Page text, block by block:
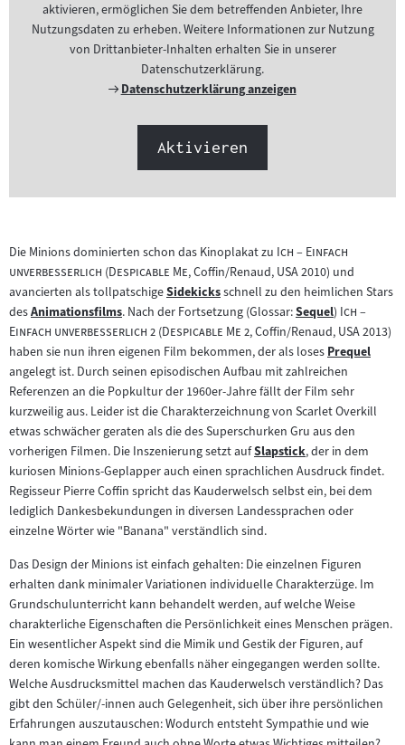
aktivieren, ermöglichen Sie dem betreffenden Anbieter, Ihre
Nutzungsdaten zu erheben. Weitere Informationen zur Nutzung
von Drittanbieter-Inhalten erhalten Sie in unserer
Datenschutzerklärung.
Externer
Datenschutzerklärung anzeigen
Aktivieren
Die Minions dominierten schon das Kinoplakat zu "Ich – Einfach
unverbesserlich "("Despicable Me", Coffin/Renaud, USA 2010) und
avancierten als tollpatschigeZum
Inhalt:
Sidekicksschnell zu den heimlichen Stars
desZum
Inhalt:
Animationsfilms. Nach der Fortsetzung (Glossar:Zum
Inhalt:
Sequel) "Ich –
Einfach unverbesserlich 2"("Despicable Me 2", Coffin/Renaud, USA 2013)
haben sie nun ihren eigenen Film bekommen, der als losesZum
Inhalt:
Prequel
angelegt ist. Durch seinen episodischen Aufbau mit zahlreichen
Referenzen an die Popkultur der 1960er-Jahre fällt der Film sehr
kurzweilig aus. Leider ist die Charakterzeichnung von Scarlet Overkill
etwas schwächer geraten als die des Superschurken Gru aus den
vorherigen Filmen. Die Inszenierung setzt aufZum
Inhalt:
Slapstick, der in dem
kuriosen Minions-Geplapper auch einen sprachlichen Ausdruck findet.
Regisseur Pierre Coffin spricht das Kauderwelsch selbst ein, bei dem
lediglich Dankesbekundungen in diversen Landessprachen oder
einzelne Wörter wie "Banana" verständlich sind.
Das Design der Minions ist einfach gehalten: Die einzelnen Figuren
erhalten dank minimaler Variationen individuelle Charakterzüge. Im
Grundschulunterricht kann behandelt werden, auf welche Weise
charakterliche Eigenschaften die Persönlichkeit eines Menschen prägen.
Ein wesentlicher Aspekt sind die Mimik und Gestik der Figuren, auf
deren komische Wirkung ebenfalls näher eingegangen werden sollte.
Welche Ausdrucksmittel machen das Kauderwelsch verständlich? Das
gibt den Schüler/-innen auch Gelegenheit, sich über ihre persönlichen
Erfahrungen auszutauschen: Wodurch entsteht Sympathie und wie